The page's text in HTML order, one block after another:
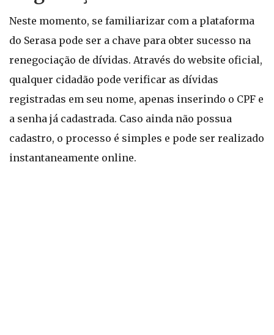
Neste momento, se familiarizar com a plataforma
do Serasa pode ser a chave para obter sucesso na
renegociação de dívidas. Através do website oficial,
qualquer cidadão pode verificar as dívidas
registradas em seu nome, apenas inserindo o CPF e
a senha já cadastrada. Caso ainda não possua
cadastro, o processo é simples e pode ser realizado
instantaneamente online.